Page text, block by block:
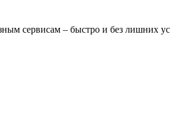
сервисам – быстро и без лишних